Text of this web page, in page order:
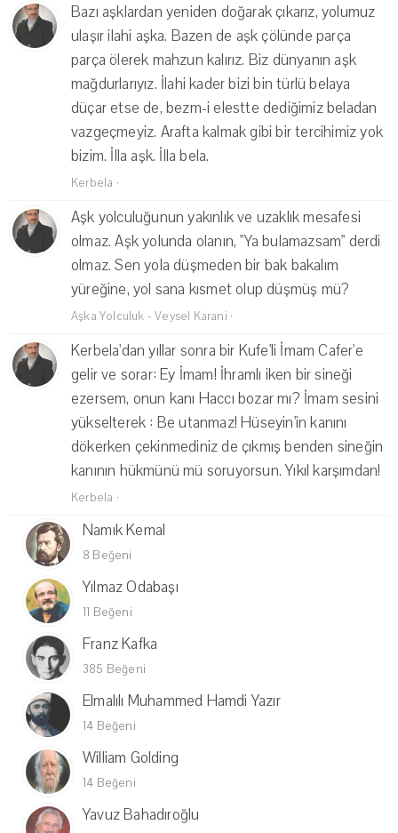
Bazı aşklardan yeniden doğarak çıkarız, yolumuz
ulaşır ilahi aşka. Bazen de aşk çölünde parça
parça ölerek mahzun kalırız. Biz dünyanın aşk
mağdurlarıyız. İlahi kader bizi bin türlü belaya
düçar etse de, bezm-i elestte dediğimiz beladan
vazgeçmeyiz. Arafta kalmak gibi bir tercihimiz yok
bizim. İlla aşk. İlla bela.
Kerbela ·
Aşk yolculuğunun yakınlık ve uzaklık mesafesi
olmaz. Aşk yolunda olanın, "Ya bulamazsam" derdi
olmaz. Sen yola düşmeden bir bak bakalım
yüreğine, yol sana kısmet olup düşmüş mü?
Aşka Yolculuk - Veysel Karani ·
Kerbela'dan yıllar sonra bir Kufe'li İmam Cafer'e
gelir ve sorar: Ey İmam! İhramlı iken bir sineği
ezersem, onun kanı Haccı bozar mı? İmam sesini
yükselterek : Be utanmaz! Hüseyin'in kanını
dökerken çekinmediniz de çıkmış benden sineğin
kanının hükmünü mü soruyorsun. Yıkıl karşımdan!
Kerbela ·
Namık Kemal
8 Beğeni
Yılmaz Odabaşı
11 Beğeni
Franz Kafka
385 Beğeni
Elmalılı Muhammed Hamdi Yazır
14 Beğeni
William Golding
14 Beğeni
Yavuz Bahadıroğlu